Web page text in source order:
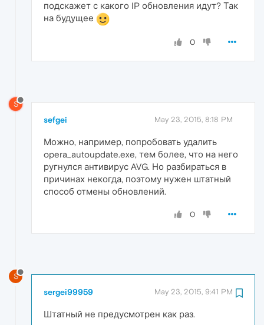
подскажет с какого IP обновления идут? Так
на будущее
0
S
sefgei May 23, 2015, 8:18 PM
Можно, например, попробовать удалить
opera_autoupdate.exe, тем более, что на него
ругнулся антивирус AVG. Но разбираться в
причинах некогда, поэтому нужен штатный
способ отмены обновлений.
0
S
sergei99959 May 23, 2015, 9:41 PM
Штатный не предусмотрен как раз.